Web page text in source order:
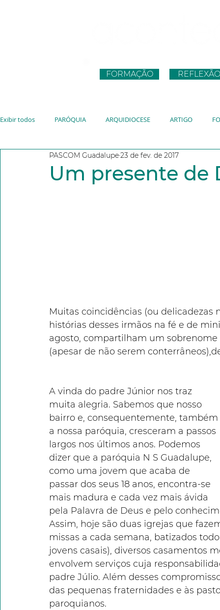
FORMAÇÃO REFLEXÃO
Exibir todos PARÓQUIA ARQUIDIOCESE ARTIGO
JUVENTUDE VATICANO JMJ
Um presente de
PASCOM Guadalupe23 de fev. de 2017
Muitas coincidências (ou
histórias desses irmãos na fé e de
agosto, compartilham um
(apesar de não serem
A vinda do padre Júnior nos traz
muita alegria. Sabemos que nosso
bairro e, consequentemente, também
a nossa paróquia, cresceram a passos
largos nos últimos anos. Podemos
dizer que a paróquia N S Guadalupe,
como uma jovem que acaba de
passar dos seus 18 anos, encontra-se
mais madura e cada vez mais ávida
pela Palavra de Deus e pelo
Assim, hoje são duas igrejas que
missas a cada semana, batizados
jovens casais), diversos casamentos
envolvem serviços cuja
padre Júlio. Além desses
das pequenas fraternidades e às
paroquianos.